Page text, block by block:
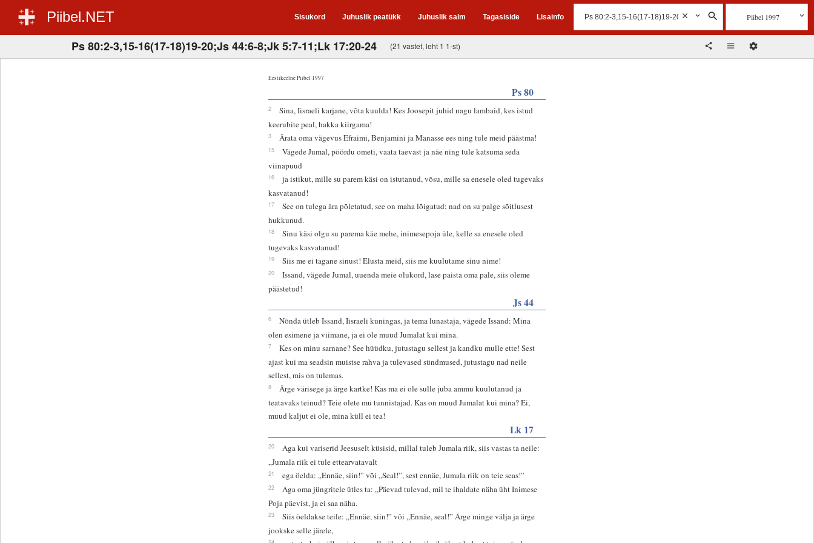
Piibel.NET Sisukord Juhuslik peatükk Juhuslik salm Tagasiside Lisainfo Piibel 1997
Ps 80:2-3,15-16(17-18)19-20;Js 44:6-8;Jk 5:7-11;Lk 17:20-24 (21 vastet, leht 1 1-st)
Eestikeelne Piibel 1997
Ps 80
2
Sina, Iisraeli karjane, võta kuulda! Kes Joosepit juhid nagu lambaid, kes istud
keerubite peal, hakka kiirgama!
3 Ärata oma vägevus Efraimi, Benjamini ja Manasse ees ning tule meid päästma!
15
Vägede Jumal, pöördu ometi, vaata taevast ja näe ning tule katsuma seda
viinapuud
16
ja istikut, mille su parem käsi on istutanud, võsu, mille sa enesele oled tugevaks
kasvatanud!
17
See on tulega ära põletatud, see on maha lõigatud; nad on su palge sõitlusest
hukkunud.
18
Sinu käsi olgu su parema käe mehe, inimesepoja üle, kelle sa enesele oled
tugevaks kasvatanud!
19 Siis me ei tagane sinust! Elusta meid, siis me kuulutame sinu nime!
20
Issand, vägede Jumal, uuenda meie olukord, lase paista oma pale, siis oleme
päästetud!
Js 44
6
Nõnda ütleb Issand, Iisraeli kuningas, ja tema lunastaja, vägede Issand: Mina
olen esimene ja viimane, ja ei ole muud Jumalat kui mina.
7
Kes on minu sarnane? See hüüdku, jutustagu sellest ja kandku mulle ette! Sest
ajast kui ma seadsin muistse rahva ja tulevased sündmused, jutustagu nad neile
sellest, mis on tulemas.
8
Ärge värisege ja ärge kartke! Kas ma ei ole sulle juba ammu kuulutanud ja
teatavaks teinud? Teie olete mu tunnistajad. Kas on muud Jumalat kui mina? Ei,
muud kaljut ei ole, mina küll ei tea!
Lk 17
20
Aga kui variserid Jeesuselt küsisid, millal tuleb Jumala riik, siis vastas ta neile:
„Jumala riik ei tule ettearvatavalt
21 ega öelda: „Ennäe, siin!” või „Seal!”, sest ennäe, Jumala riik on teie seas!”
22
Aga oma jüngritele ütles ta: „Päevad tulevad, mil te ihaldate näha üht Inimese
Poja päevist, ja ei saa näha.
23
Siis öeldakse teile: „Ennäe, siin!” või „Ennäe, seal!” Ärge minge välja ja ärge
jookske selle järele,